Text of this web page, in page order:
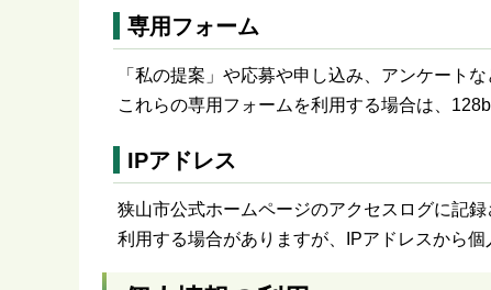
専用フォーム
「私の提案」や応募や申し込み、アンケート
これらの専用フォームを利用する場合は、
IPアドレス
狭山市公式ホームページのアクセスログに記
利用する場合がありますが、IPアドレスから個